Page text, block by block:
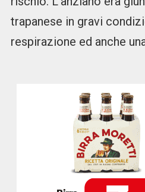
trapanese in gravi
respirazione ed anche